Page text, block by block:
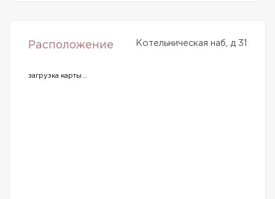
Расположение Котельническая наб, д 31
загрузка карты...